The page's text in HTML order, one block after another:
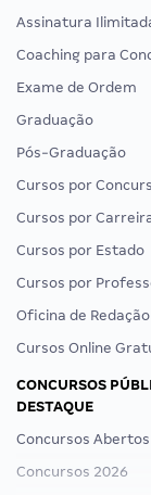
Assinatura
Coaching para
Exame de Ordem
Graduação
Pós-Graduação
Cursos por
Cursos por
Cursos por Estado
Cursos por
Oficina de Redação
Cursos Online
CONCURSOS
DESTAQUE
Concursos Abertos
Concursos 2026